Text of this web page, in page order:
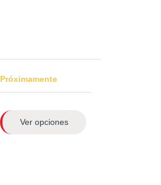
Próximamente
Ver opciones